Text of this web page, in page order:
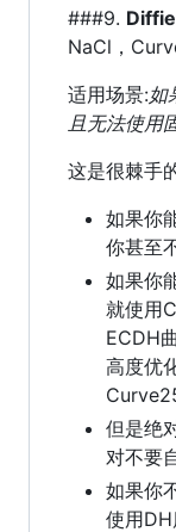
###9.
NaCl，
适用场景:如
且无法使用
这是很棘手
如果你
你甚至
如果你
就使用
ECDH
高度优
但是绝
对不要
如果你
使用